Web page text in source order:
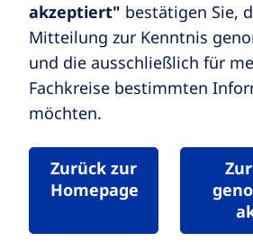
akzeptiert" bestätigen Sie,
Mitteilung zur Kenntnis
und die ausschließlich für
Fachkreise bestimmten
möchten.
Zurück zur
Homepage